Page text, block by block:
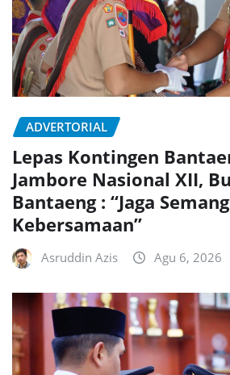
ADVERTORIAL
Lepas Kontingen
Jambore Nasional XII,
Bantaeng : “Jaga
Kebersamaan”
Asruddin Azis Agu 6, 2026